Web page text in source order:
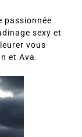
passionnée
sexy et
vous
et Ava.